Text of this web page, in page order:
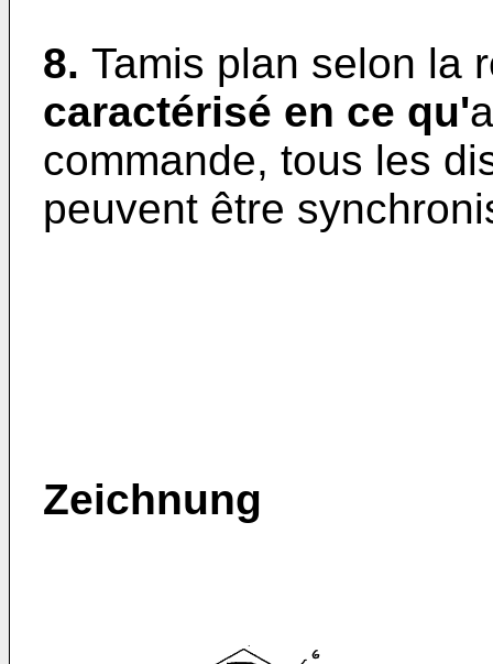
8. Tamis plan selon la
caractérisé en ce qu'
commande, tous les
peuvent être
Zeichnung